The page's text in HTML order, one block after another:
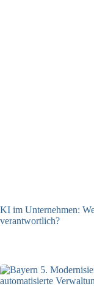
KI im Unternehmen:
verantwortlich?